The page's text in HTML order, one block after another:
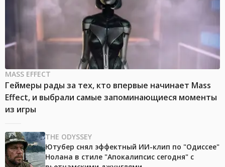
MASS EFFECT
Геймеры рады за тех, кто впервые начинает Mass
Effect, и выбрали самые запоминающиеся моменты
из игры
THE ODYSSEY
Ютубер снял эффектный ИИ-клип по "Одиссее"
Нолана в стиле "Апокалипсис сегодня" с